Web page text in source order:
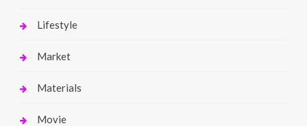
Lifestyle
Market
Materials
Movie